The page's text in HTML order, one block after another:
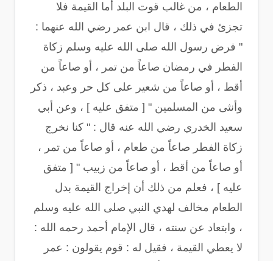
الطعام ، من غالب قوت البلد أما القيمة فلا
تجزئ في ذلك ، قال ابن عمر رضي الله عنهما :
" فرض رسول الله صلى الله عليه وسلم زكاة
الفطر في رمضان صاعاً من تمر ، أو صاعاً من
أقط ، أو صاعاً من شعير على كل حر وعبد ، ذكر
وأنثى من المسلمين " [ متفق عليه ] ، وعن أبي
سعيد الخدري رضي الله عنه قال : " كنا نخرج
زكاة الفطر صاعاً من طعام ، أو صاعاً من تمر ،
أو صاعاً من أقط ، أو صاعاً من زبيب " [ متفق
عليه ] ، فعلم من ذلك أن إخراج القيمة بدل
الطعام مخالف لهدي النبي صلى الله عليه وسلم
، وابتعاد عن سنته ، قال الإمام أحمد رحمه الله :
لا يعطي القيمة ، فقيل له : قوم يقولون : عمر